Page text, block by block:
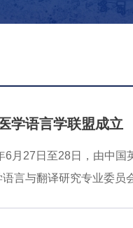
学语言学联盟成立
6月27日至28日，由中
言与翻译研究专业委员